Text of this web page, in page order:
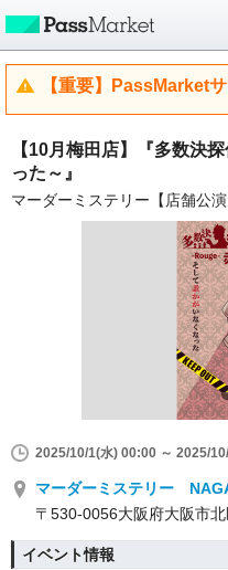
【重要】PassMarket
【10月梅田店】『多数決
った～』
マーダーミステリー【店舗公演
2025/10/1(水) 00:00 ～ 2025/
マーダーミステリー
〒530-0056大阪府大阪市
イベント情報